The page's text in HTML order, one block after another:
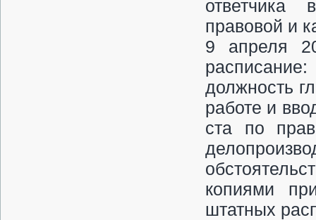
ответчика
правовой и
9 апреля
должность
работе и
ста по
копиями
штатных